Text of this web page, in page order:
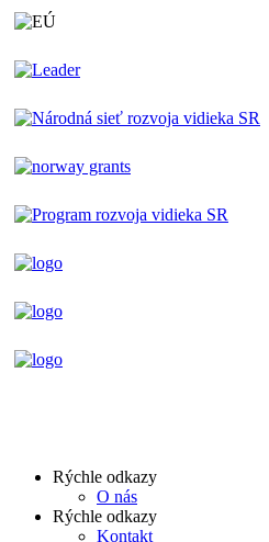
Rýchle odkazy
O nás
Rýchle odkazy
Kontakt